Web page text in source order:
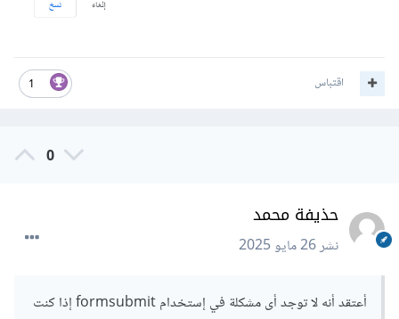
1 اقتباس
0
حذيفة محمد
نشر26 مايو 2025
أعتقد أنه لا توجد أى مشكلة في إستخدام formsubmit إذا كنت